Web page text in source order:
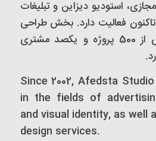
استودیو دیزاین و تبلیغات
است که از سال 1382 تاکنون فعالیت دارد. بخش طراحی
و تبلیغات اَفدستا بیش از 500 پروژه و یکصد مشتری
Since 2002, Afedsta
in the fields of
and visual identity, as well
design services.